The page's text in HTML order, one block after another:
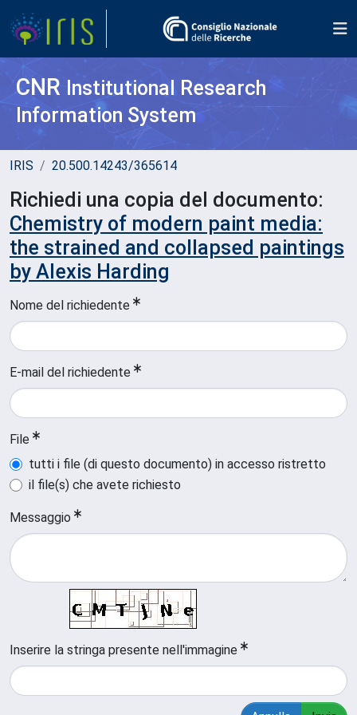
CNR Institutional Research
Information System
IRIS 20.500.14243/365614
Richiedi una copia del documento:
Chemistry of modern paint media:
the strained and collapsed paintings
by Alexis Harding
Nome del richiedente
E-mail del richiedente
File
tutti i file (di questo documento) in accesso ristretto
il file(s) che avete richiesto
Messaggio
Inserire la stringa presente nell'immagine